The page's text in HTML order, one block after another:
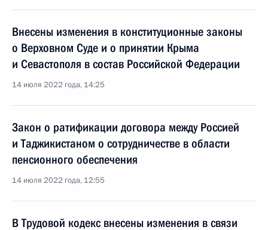
Внесены изменения в конституционные законы
о Верховном Суде и о принятии Крыма
и Севастополя в состав Российской Федерации
14 июля 2022 года, 14:25
Закон о ратификации договора между Россией
и Таджикистаном о сотрудничестве в области
пенсионного обеспечения
14 июля 2022 года, 12:55
В Трудовой кодекс внесены изменения в связи